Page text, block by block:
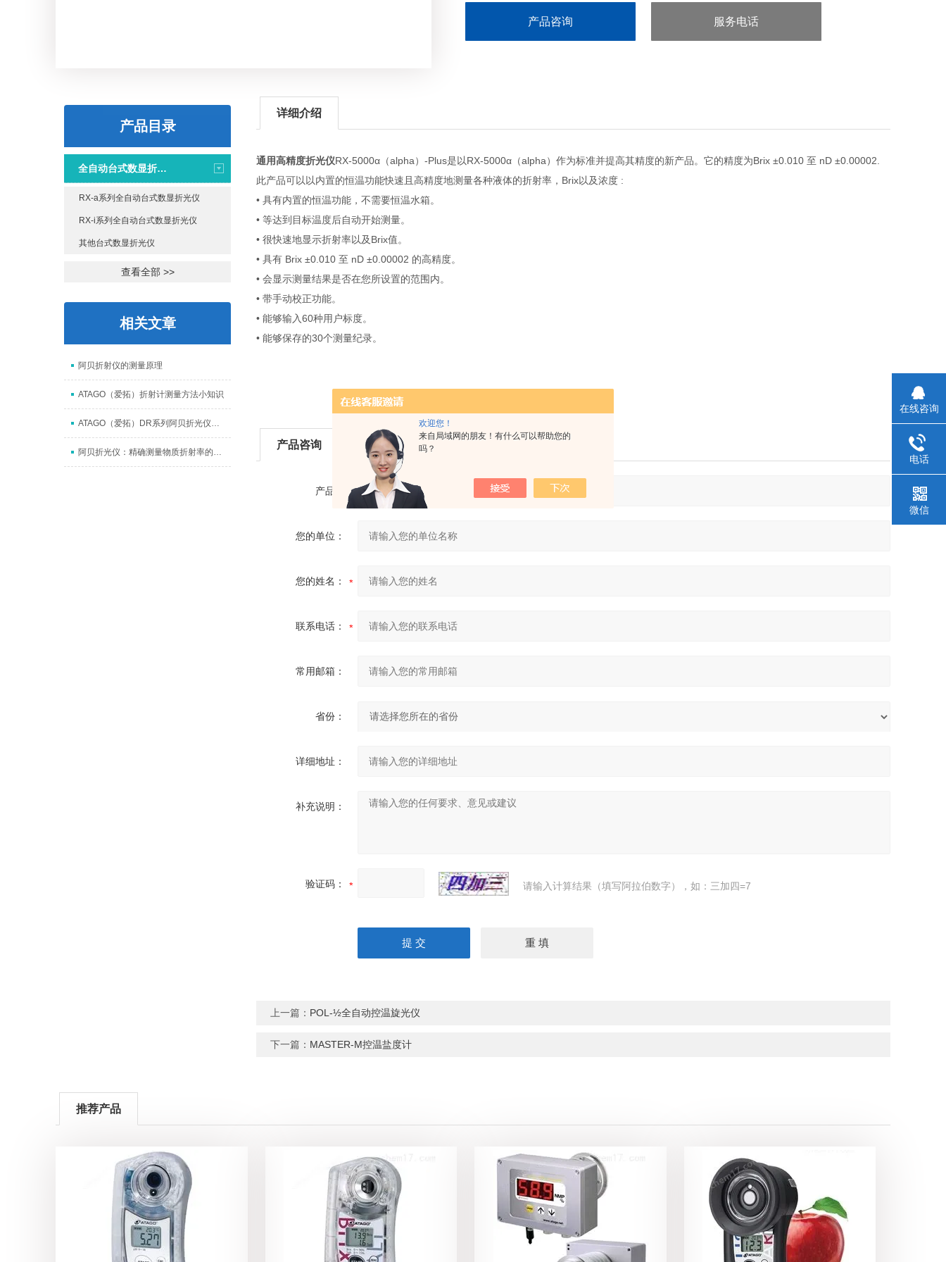
欢迎您！
来自局域网的朋友！有什么可以帮助您的
吗？
产品咨询 服务电话
产品目录
全自动台式数显折光仪
RX-a系列全自动台式数显折光仪
RX-i系列全自动台式数显折光仪
其他台式数显折光仪
查看全部 >>
相关文章
阿贝折射仪的测量原理
ATAGO（爱拓）折射计测量方法小知识
ATAGO（爱拓）DR系列阿贝折光仪日常清洁及维护常识
阿贝折光仪：精确测量物质折射率的理想工具
详细介绍
通用高精度折光仪RX-5000α（alpha）-Plus是以RX-5000α（alpha）作为标准并提高其精度的新产品。它的精度为Brix ±0.010 至 nD ±0.00002.
此产品可以以内置的恒温功能快速且高精度地测量各种液体的折射率，Brix以及浓度 :
• 具有内置的恒温功能，不需要恒温水箱。
• 等达到目标温度后自动开始测量。
• 很快速地显示折射率以及Brix值。
• 具有 Brix ±0.010 至 nD ±0.00002 的高精度。
• 会显示测量结果是否在您所设置的范围内。
• 带手动校正功能。
• 能够输入60种用户标度。
• 能够保存的30个测量纪录。
产品咨询
产品：
您的单位：
您的姓名：
联系电话：
常用邮箱：
省份：
详细地址：
补充说明：
验证码： 请输入计算结果（填写阿拉伯数字），如：三加四=7
上一篇： POL-½全自动控温旋光仪
下一篇： MASTER-M控温盐度计
推荐产品
在线咨询
电话
微信